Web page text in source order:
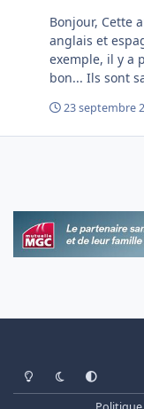
Bonjour, Cette annonce est également traduite en
anglais et
exemple, il y a
bon... Ils sont
Allemand !
23 septembre
Light ModeDark ModeSystem